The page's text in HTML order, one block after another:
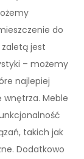
do
jest
– możemy
najlepiej
wnętrza. Meble
takich jak
Dodatkowo